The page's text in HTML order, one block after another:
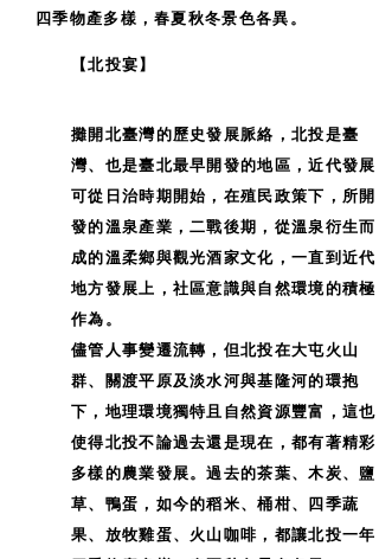
四季物產多樣，春夏秋冬景色各異。
【北投宴】
攤開北臺灣的歷史發展脈絡，北投是臺
灣、也是臺北最早開發的地區，近代發展
可從日治時期開始，在殖民政策下，所開
發的溫泉產業，二戰後期，從溫泉衍生而
成的溫柔鄉與觀光酒家文化，一直到近代
地方發展上，社區意識與自然環境的積極
作為。
儘管人事變遷流轉，但北投在大屯火山
群、關渡平原及淡水河與基隆河的環抱
下，地理環境獨特且自然資源豐富，這也
使得北投不論過去還是現在，都有著精彩
多樣的農業發展。過去的茶葉、木炭、鹽
草、鴨蛋，如今的稻米、桶柑、四季蔬
果、放牧雞蛋、火山咖啡，都讓北投一年